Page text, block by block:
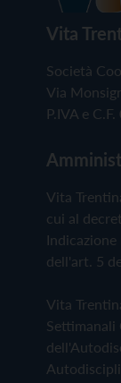
Vita
Società
Via
P.IVA e
Vita
cui al
dell'art. 5
Vita